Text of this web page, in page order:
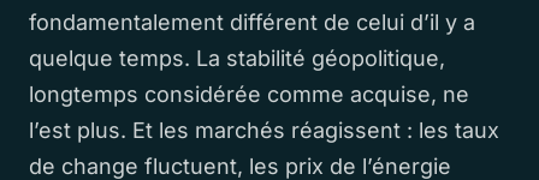
fondamentalement différent de celui d’il y a
quelque temps. La stabilité géopolitique,
longtemps considérée comme acquise, ne
l’est plus. Et les marchés réagissent : les taux
de change fluctuent, les prix de l’énergie